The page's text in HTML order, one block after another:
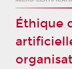
Éthique